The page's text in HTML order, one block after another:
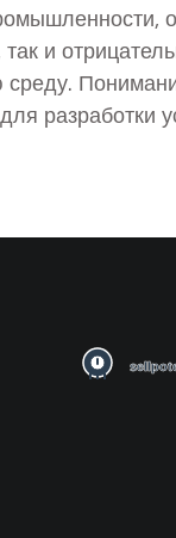
и
разработки
сектором,
технологий